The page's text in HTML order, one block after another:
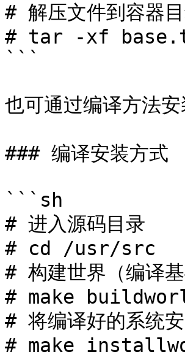
# 解压文件到容器
# tar -xf
```
也可通过编译方法安
### 编译安装方式
```sh
# 进入源码目录
# cd /usr/src
# 构建世界（编译基
# make
# 将编译好的系统
# make